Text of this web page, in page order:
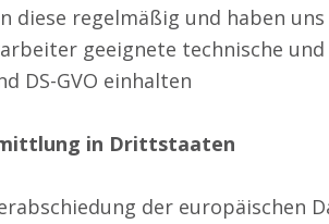
diese regelmäßig und haben
geeignete technische
DS-GVO einhalten
in Drittstaaten
der europäischen